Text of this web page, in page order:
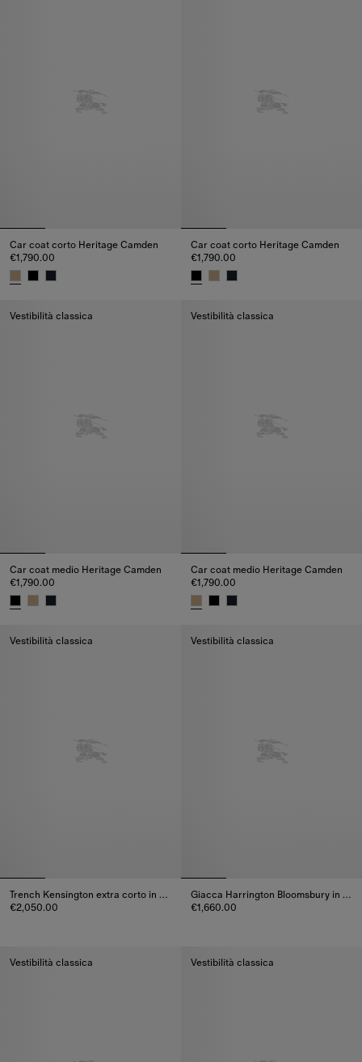
Car coat corto Heritage Camden
€1,790.00
Car coat corto Heritage Camden
€1,790.00
Vestibilità classica
Car coat medio Heritage Camden
€1,790.00
Vestibilità classica
Car coat medio Heritage Camden
€1,790.00
Vestibilità classica
Trench Kensington extra corto in gabardine tropicale
€2,050.00
Vestibilità classica
Giacca Harrington Bloomsbury in gabardine tropicale
€1,660.00
Vestibilità classica Vestibilità classica